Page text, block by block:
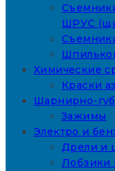
ШРУС
Химические
Краски
Шарнирно-
Зажимы
Электро и
Дрели и
Лобзики